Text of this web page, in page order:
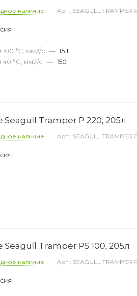
наличие Арт.: SEAGULL TRAMPER
100 °С, мм2/с — 15.1
40 °С, мм2/с — 150
Tramper P 220, 205л
наличие Арт.: SEAGULL TRAMPER
Tramper PS 100, 205л
наличие Арт.: SEAGULL TRAMPER